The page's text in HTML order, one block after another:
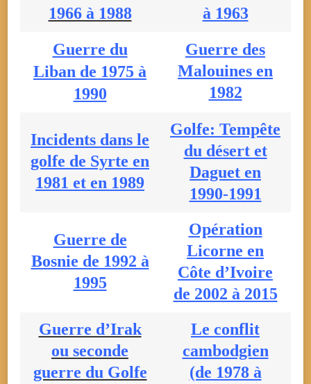
1966 à 1988
à 1963
Guerre du
Liban de 1975 à
1990
Guerre des
Malouines en
1982
Incidents dans le
golfe de Syrte en
1981 et en 1989
Golfe: Tempête
du désert et
Daguet en
1990-1991
Guerre de
Bosnie de 1992 à
1995
Opération
Licorne en
Côte d’Ivoire
de 2002 à 2015
Guerre d’Irak
ou seconde
guerre du Golfe
Le conflit
cambodgien
(de 1978 à